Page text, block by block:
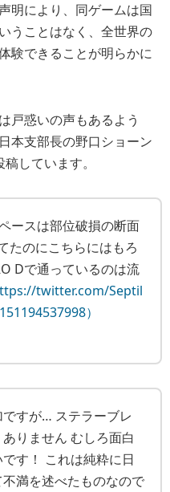
明により、 同ゲームは国
うことはなく、全世界の
験できることが明らかに
戸惑いの声もあるよう
本支部長の野口ショーン
しています。
ースは部位破損の断面
たのにこちらにはもろ
Dで通っているのは流
twitter.com/Septil
）
すが… ステラーブレ
りません むしろ面白
す！ これは純粋に日
満を述べたものなので